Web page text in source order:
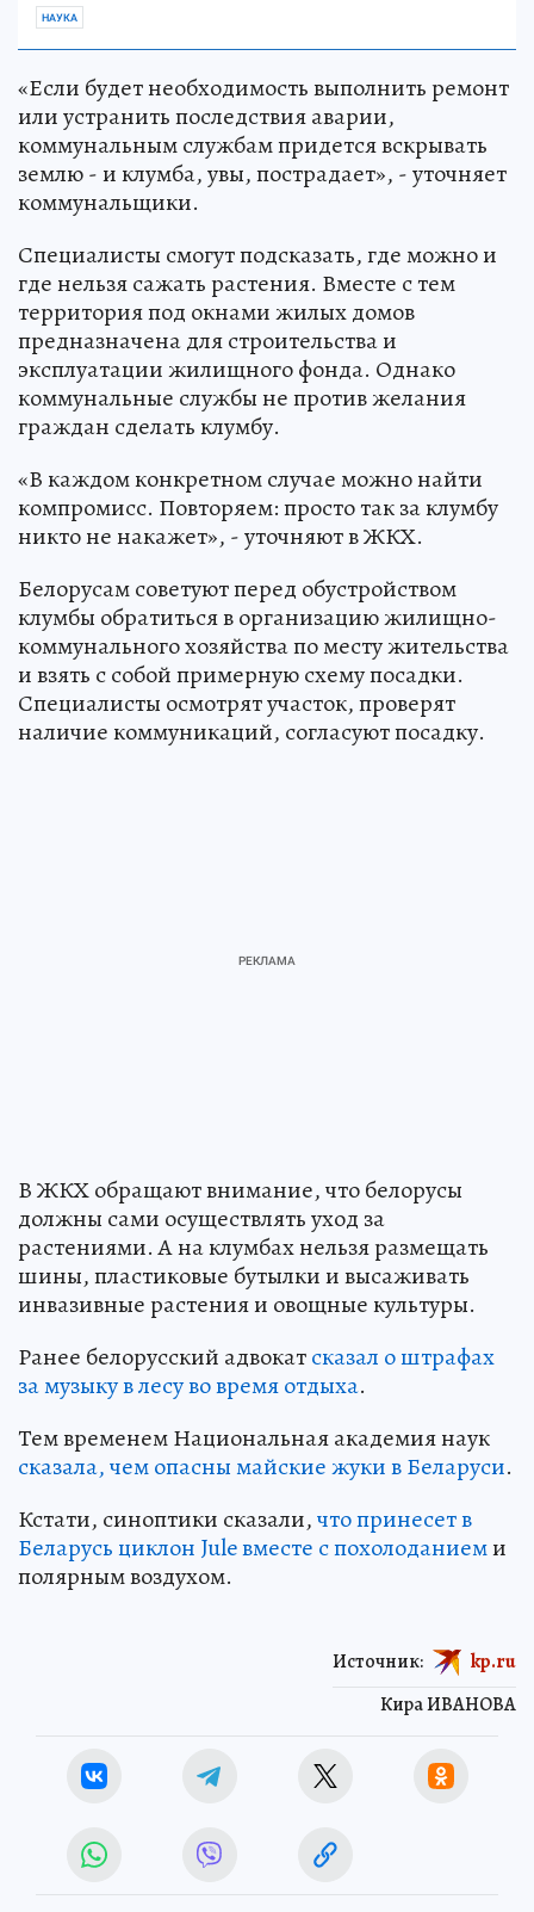
НАУКА
«Если будет необходимость выполнить ремонт
или устранить последствия аварии,
коммунальным службам придется вскрывать
землю - и клумба, увы, пострадает», - уточняет
коммунальщики.
Специалисты смогут подсказать, где можно и
где нельзя сажать растения. Вместе с тем
территория под окнами жилых домов
предназначена для строительства и
эксплуатации жилищного фонда. Однако
коммунальные службы не против желания
граждан сделать клумбу.
«В каждом конкретном случае можно найти
компромисс. Повторяем: просто так за клумбу
никто не накажет», - уточняют в ЖКХ.
Белорусам советуют перед обустройством
клумбы обратиться в организацию жилищно-
коммунального хозяйства по месту жительства
и взять с собой примерную схему посадки.
Специалисты осмотрят участок, проверят
наличие коммуникаций, согласуют посадку.
В ЖКХ обращают внимание, что белорусы
должны сами осуществлять уход за
растениями. А на клумбах нельзя размещать
шины, пластиковые бутылки и высаживать
инвазивные растения и овощные культуры.
Ранее белорусский адвокатсказал о штрафах
за музыку в лесу во время отдыха.
Тем временем Национальная академия наук
сказала, чем опасны майские жуки в Беларуси.
Кстати, синоптики сказали,что принесет в
Беларусь циклон Jule вместе с похолоданиеми
полярным воздухом.
Кира ИВАНОВА
Источник: kp.ru